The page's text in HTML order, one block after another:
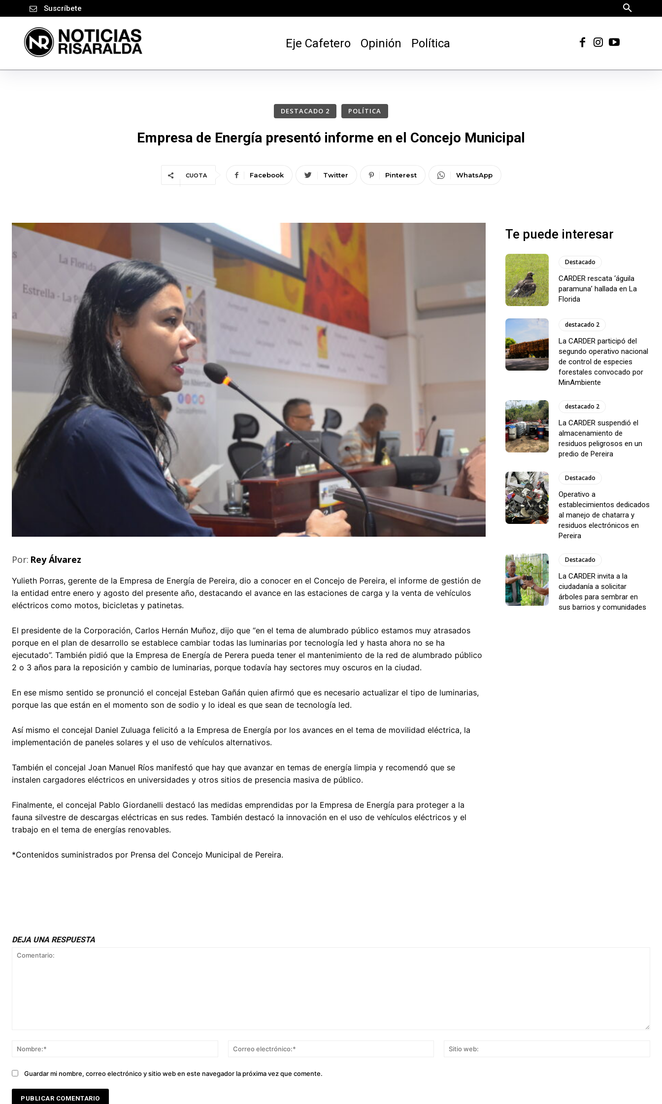
Suscríbete
Eje Cafetero Opinión Política
DESTACADO 2 POLÍTICA
Empresa de Energía presentó informe en el Concejo Municipal
CUOTA Facebook Twitter Pinterest WhatsApp
Por: Rey Álvarez
Yulieth Porras, gerente de la Empresa de Energía de Pereira, dio a conocer en el Concejo de Pereira, el informe de gestión de
la entidad entre enero y agosto del presente año, destacando el avance en las estaciones de carga y la venta de vehículos
eléctricos como motos, bicicletas y patinetas.
El presidente de la Corporación, Carlos Hernán Muñoz, dijo que “en el tema de alumbrado público estamos muy atrasados
porque en el plan de desarrollo se establece cambiar todas las luminarias por tecnología led y hasta ahora no se ha
ejecutado”. También pidió que la Empresa de Energía de Perera pueda tener el mantenimiento de la red de alumbrado público
2 o 3 años para la reposición y cambio de luminarias, porque todavía hay sectores muy oscuros en la ciudad.
En ese mismo sentido se pronunció el concejal Esteban Gañán quien afirmó que es necesario actualizar el tipo de luminarias,
porque las que están en el momento son de sodio y lo ideal es que sean de tecnología led.
Así mismo el concejal Daniel Zuluaga felicitó a la Empresa de Energía por los avances en el tema de movilidad eléctrica, la
implementación de paneles solares y el uso de vehículos alternativos.
También el concejal Joan Manuel Ríos manifestó que hay que avanzar en temas de energía limpia y recomendó que se
instalen cargadores eléctricos en universidades y otros sitios de presencia masiva de público.
Finalmente, el concejal Pablo Giordanelli destacó las medidas emprendidas por la Empresa de Energía para proteger a la
fauna silvestre de descargas eléctricas en sus redes. También destacó la innovación en el uso de vehículos eléctricos y el
trabajo en el tema de energías renovables.
*Contenidos suministrados por Prensa del Concejo Municipal de Pereira.
Te puede interesar
Destacado
CARDER rescata ‘águila
paramuna’ hallada en La
Florida
destacado 2
La CARDER participó del
segundo operativo nacional
de control de especies
forestales convocado por
MinAmbiente
destacado 2
La CARDER suspendió el
almacenamiento de
residuos peligrosos en un
predio de Pereira
Destacado
Operativo a
establecimientos dedicados
al manejo de chatarra y
residuos electrónicos en
Pereira
Destacado
La CARDER invita a la
ciudadanía a solicitar
árboles para sembrar en
sus barrios y comunidades
DEJA UNA RESPUESTA
Nombre:*
Correo
Guardar mi nombre, correo electrónico y sitio web en este navegador la próxima vez que comente.